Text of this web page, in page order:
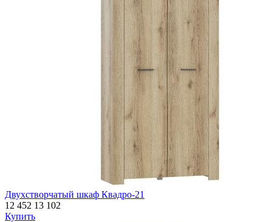
Двухстворчатый шкаф Квадро-21
12 452 13 102
Купить